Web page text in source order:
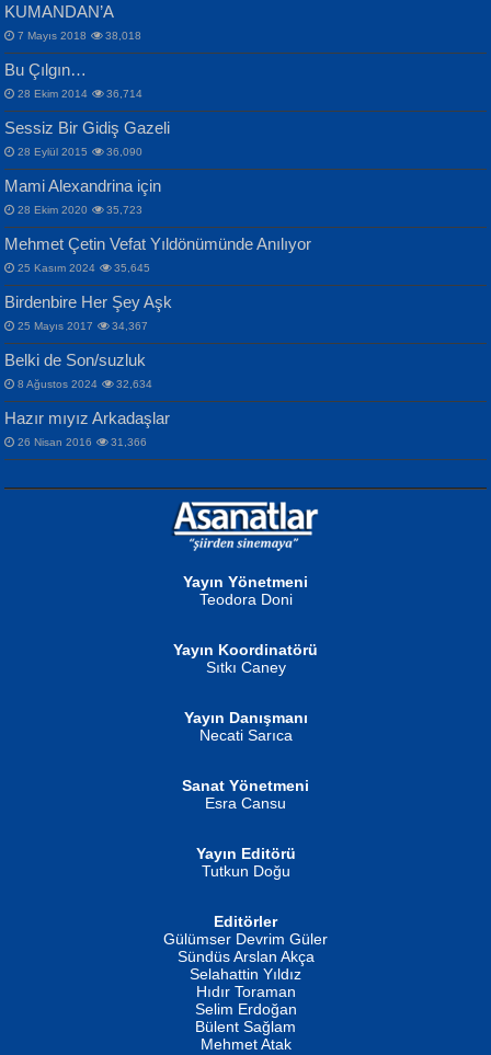
İPEK ACAR SERT
Gazze’nin Şecaati, Ümmetin İmtihanı...
MAHMUT GÜRBÜZ
İbrahim Olmak ve Bitirebilmek...
NURAN KÖSE BAYDAR
İSMAİL OKUTAN
Erkeklerin Kahrolması Ne Demektir
Selahattin Yıldız
İdrakimle Üşürken...
Songül Özel
Mahzen...
Ben Deniz Değilim ki...
Evvel Zaman Tanrıçası...
ERDEM BAYAZIT
Sana, Bana, Vatanıma, Ülkemin
İnsanlarına Dair...
NAZIM HİKMET RAN
Bir Cezaevinde, Tecritteki Adamın
Mektupları...
KUMANDAN’A
7 Mayıs 2018 38,018
Bu Çılgın…
28 Ekim 2014 36,714
Sessiz Bir Gidiş Gazeli
28 Eylül 2015 36,090
Mami Alexandrina için
28 Ekim 2020 35,723
Mehmet Çetin Vefat Yıldönümünde Anılıyor
25 Kasım 2024 35,645
Birdenbire Her Şey Aşk
25 Mayıs 2017 34,367
Belki de Son/suzluk
8 Ağustos 2024 32,634
Hazır mıyız Arkadaşlar
26 Nisan 2016 31,366
Yayın Yönetmeni
Teodora Doni
Yayın Koordinatörü
Sıtkı Caney
Yayın Danışmanı
Necati Sarıca
Sanat Yönetmeni
Esra Cansu
Yayın Editörü
Tutkun Doğu
Editörler
Gülümser Devrim Güler
Sündüs Arslan Akça
Selahattin Yıldız
Hıdır Toraman
Selim Erdoğan
Bülent Sağlam
Mehmet Atak